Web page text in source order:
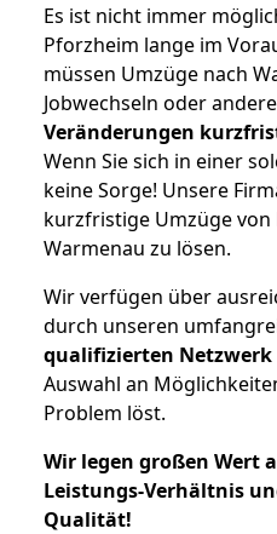
Es ist nicht immer
Pforzheim lange im
müssen Umzüge nach
Jobwechseln oder
Veränderungen
Wenn Sie sich in einer
keine Sorge! Unsere
kurzfristige Umzüge von
Warmenau zu lösen.
Wir verfügen über
durch unseren
qualifizierten Netzwerk
Auswahl an
Problem löst.
Wir legen großen Wert
Leistungs-Verhältnis
Qualität!